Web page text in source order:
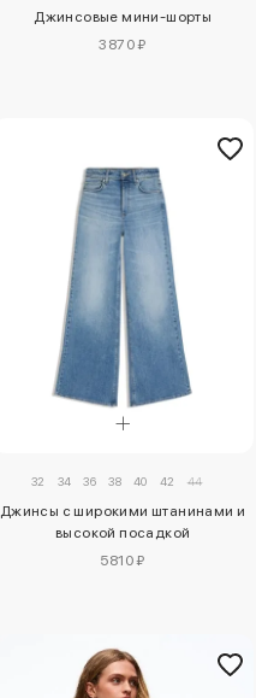
Джинсовые мини-шорты
3870 ₽
32 34 36 38 40 42 44
Джинсы с широкими штанинами и
высокой посадкой
5810 ₽